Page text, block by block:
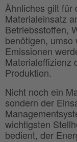
Ähnliches gilt für
Materialeinsatz
Betriebsstoffen,
benötigen, umso
Emissionen
Materialeffizienz
Produktion.
Nicht noch ein
sondern der
wichtigsten
bedient, der